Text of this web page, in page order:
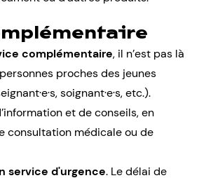
complémentaire, il n’est pas là
proches des jeunes
soignant·e·s, etc.).
et de conseils, en
consultation médicale ou de
service d'urgence. Le délai de